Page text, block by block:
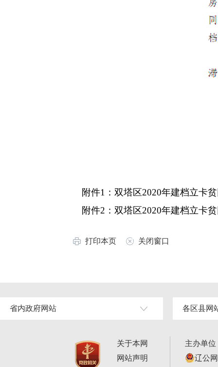
附件1： 双塔区2020年建档立卡
附件2： 双塔区2020年建档立卡
打印本页 关闭窗口
省内政府网站 各区县网
关于本网
网站声明
主办单
辽公